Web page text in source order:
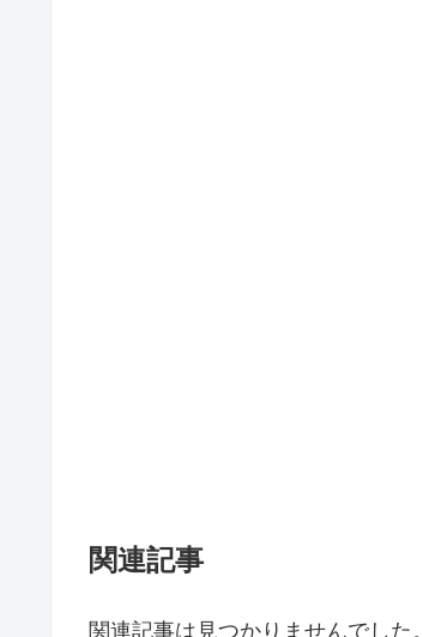
関連記事
関連記事は見つかりませんでした。